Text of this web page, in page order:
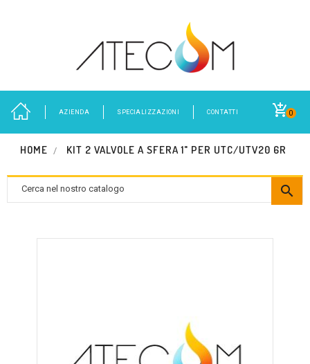
0
AZIENDA SPECIALIZZAZIONI CONTATTI
HOME KIT 2 VALVOLE A SFERA 1" PER UTC/UTV20 6R
